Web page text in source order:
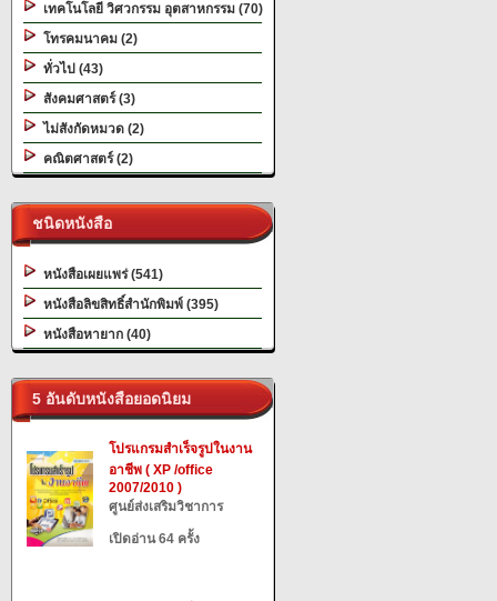
เทคโนโลยี วิศวกรรม อุตสาหกรรม (70)
โทรคมนาคม (2)
ทั่วไป (43)
สังคมศาสตร์ (3)
ไม่สังกัดหมวด (2)
คณิตศาสตร์ (2)
ชนิดหนังสือ
หนังสือเผยแพร่ (541)
หนังสือลิขสิทธิ์สำนักพิมพ์ (395)
หนังสือหายาก (40)
5 อันดับหนังสือยอดนิยม
โปรแกรมสำเร็จรูปในงาน
อาชีพ ( XP /office
2007/2010 )
ศูนย์ส่งเสริมวิชาการ
เปิดอ่าน 64 ครั้ง